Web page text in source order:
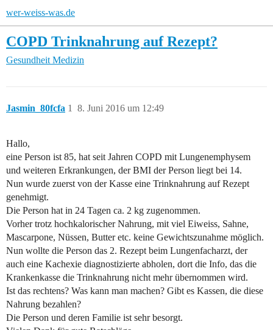
wer-weiss-was.de
COPD Trinknahrung auf Rezept?
Gesundheit Medizin
Jasmin_80fcfa 8. Juni 2016 um 12:49
1
Hallo,
eine Person ist 85, hat seit Jahren COPD mit Lungenemphysem
und weiteren Erkrankungen, der BMI der Person liegt bei 14.
Nun wurde zuerst von der Kasse eine Trinknahrung auf Rezept
genehmigt.
Die Person hat in 24 Tagen ca. 2 kg zugenommen.
Vorher trotz hochkalorischer Nahrung, mit viel Eiweiss, Sahne,
Mascarpone, Nüssen, Butter etc. keine Gewichtszunahme möglich.
Nun wollte die Person das 2. Rezept beim Lungenfacharzt, der
auch eine Kachexie diagnostizierte abholen, dort die Info, das die
Krankenkasse die Trinknahrung nicht mehr übernommen wird.
Ist das rechtens? Was kann man machen? Gibt es Kassen, die diese
Nahrung bezahlen?
Die Person und deren Familie ist sehr besorgt.